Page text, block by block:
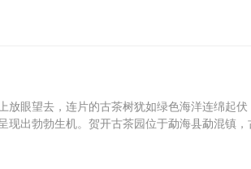
放眼望去，连片的古茶树犹如绿色海洋连绵起
现出勃勃生机。贺开古茶园位于勐海县勐混镇